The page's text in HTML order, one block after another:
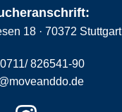
18 · 70372 Stuttgart
826541-90